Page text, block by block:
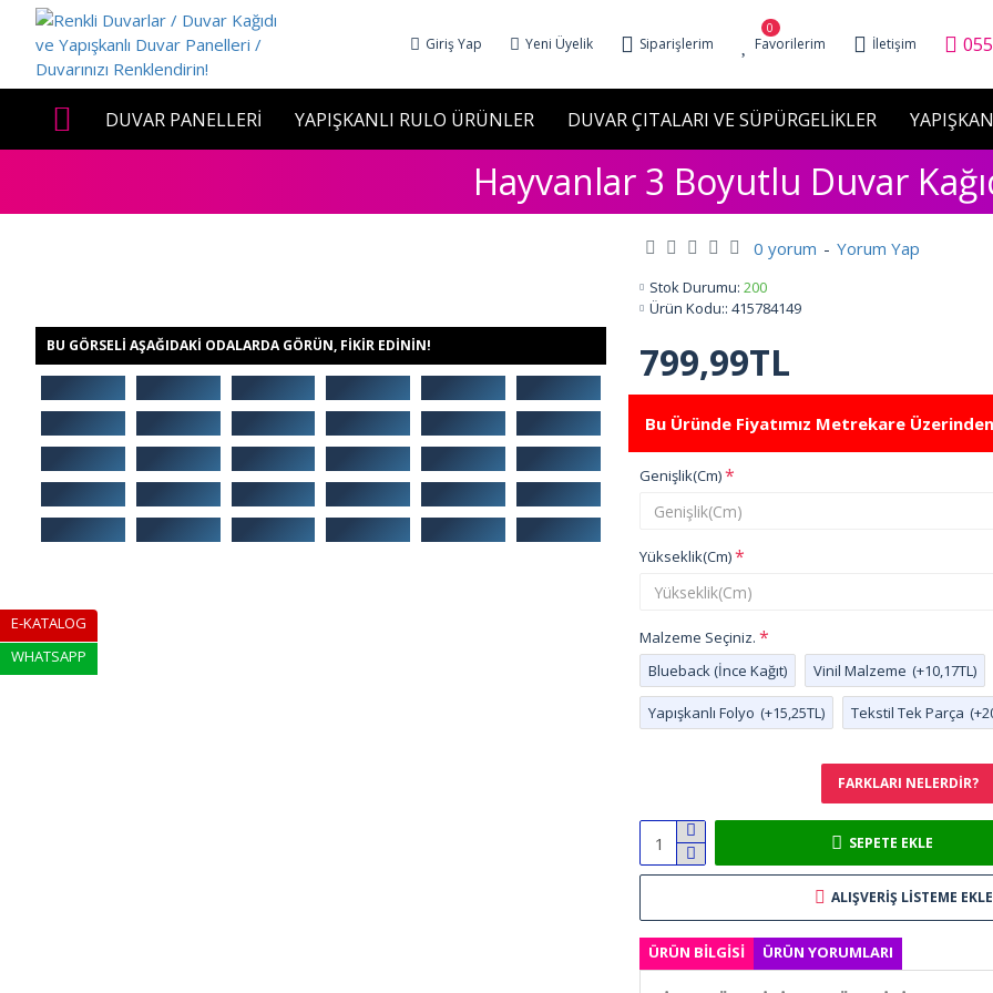
Giriş Yap Yeni Üyelik Siparişlerim Favorilerim
0
İletişim
DUVAR PANELLERİ YAPIŞKANLI RULO ÜRÜNLER DUVAR ÇITALARI VE SÜPÜRGELİKLER
Hayvanlar 3 Boyutlu Duvar
BU GÖRSELI AŞAĞIDAKI ODALARDA GÖRÜN, FIKIR EDININ!
FARKLARI NELERDIR?
Bu Üründe Fiyatımız Metrekare
Stok Durumu: 200
Ürün Kodu:: 415784149
0 yorum - Yorum Yap
799,99TL
Genişlik(Cm)
Yükseklik(Cm)
Malzeme Seçiniz.
Blueback (İnce Kağıt)
Vinil Malzeme (+10,17TL)
Yapışkanlı Folyo (+15,25TL) Tekstil Tek Parça
SEPETE EKLE
ALIŞVERIŞ LISTEME EKLE
ÜRÜN BILGISI ÜRÜN YORUMLARI
E-KATALOG
WHATSAPP